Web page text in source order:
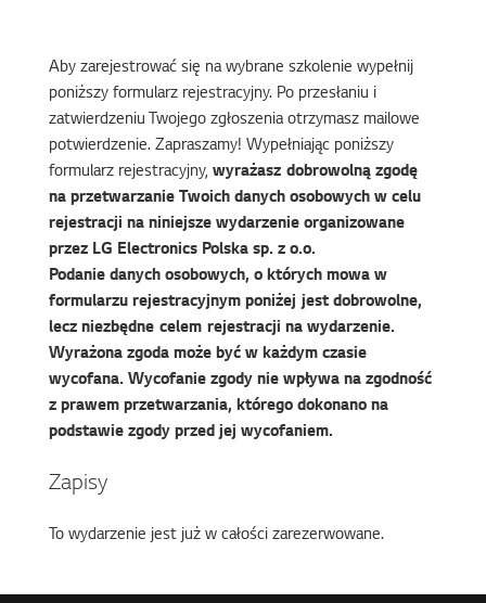
Aby zarejestrować się na wybrane szkolenie wypełnij
poniższy formularz rejestracyjny. Po przesłaniu i
zatwierdzeniu Twojego zgłoszenia otrzymasz mailowe
potwierdzenie. Zapraszamy! Wypełniając poniższy
formularz rejestracyjny, wyrażasz dobrowolną zgodę
na przetwarzanie Twoich danych osobowych w celu
rejestracji na niniejsze wydarzenie organizowane
przez LG Electronics Polska sp. z o.o.
Podanie danych osobowych, o których mowa w
formularzu rejestracyjnym poniżej jest dobrowolne,
lecz niezbędne celem rejestracji na wydarzenie.
Wyrażona zgoda może być w każdym czasie
wycofana. Wycofanie zgody nie wpływa na zgodność
z prawem przetwarzania, którego dokonano na
podstawie zgody przed jej wycofaniem.
Zapisy
To wydarzenie jest już w całości zarezerwowane.